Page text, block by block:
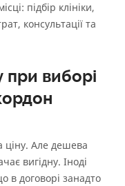
підбір клініки,
консультації та
при виборі
ціну. Але дешева
вигідну. Іноді
в договорі занадто